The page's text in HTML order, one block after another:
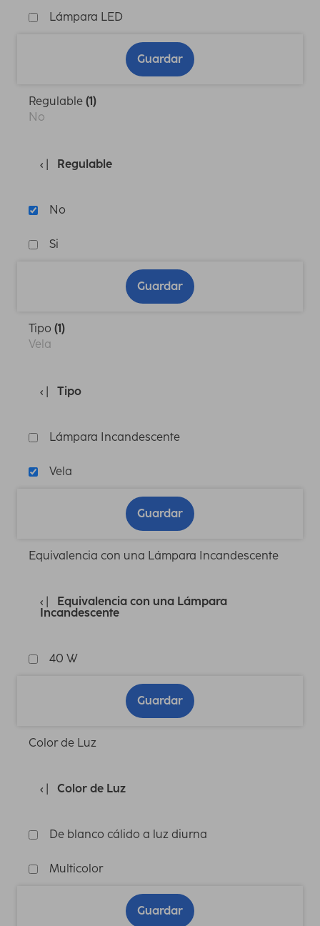
Lámpara LED
Guardar
Regulable (1)
No
Regulable
No
Si
Guardar
Tipo (1)
Vela
Tipo
Lámpara Incandescente
Vela
Guardar
Equivalencia con una Lámpara Incandescente
Equivalencia con una Lámpara
Incandescente
40 W
Guardar
Color de Luz
Color de Luz
De blanco cálido a luz diurna
Multicolor
Guardar